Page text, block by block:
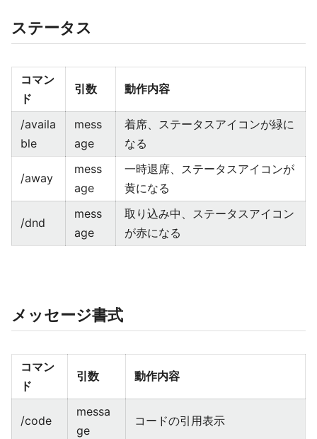
ステータス
コマン
ド
引数 動作内容
/availa
ble
mess
age
着席、ステータスアイコンが緑に
なる
/away
mess
age
一時退席、ステータスアイコンが
黄になる
/dnd
mess
age
取り込み中、ステータスアイコン
が赤になる
メッセージ書式
コマン
ド
引数 動作内容
/code
messa
ge
コードの引用表示